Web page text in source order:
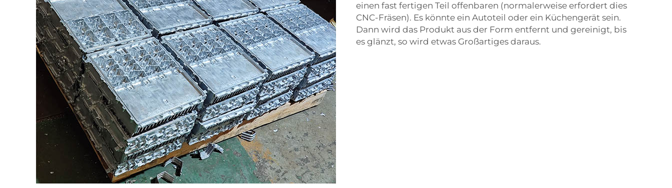
einen fast fertigen Teil offenbaren (normalerweise erfordert dies
CNC-Fräsen). Es könnte ein Autoteil oder ein Küchengerät sein.
Dann wird das Produkt aus der Form entfernt und gereinigt, bis
es glänzt, so wird etwas Großartiges daraus.